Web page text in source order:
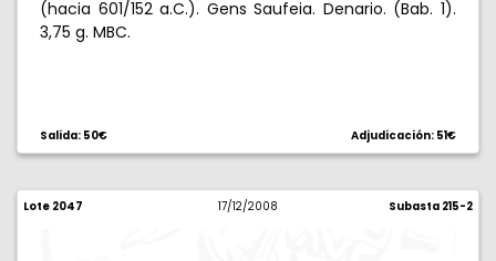
(hacia 601/152 a.C.). Gens Saufeia. Denario. (Bab. 1).
3,75 g. MBC.
Salida: 50€ Adjudicación: 51€
Lote 2047 17/12/2008 Subasta 215-2